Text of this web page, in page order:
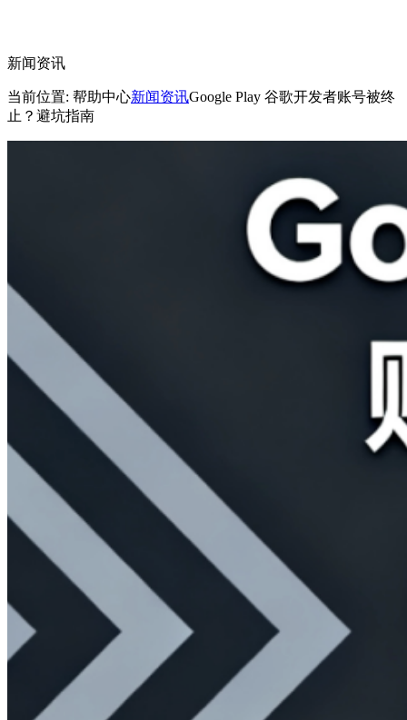
新闻资讯
当前位置: 帮助中心新闻资讯Google Play 谷歌开发者账号被终
止？避坑指南